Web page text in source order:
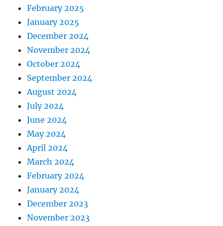
February 2025
January 2025
December 2024
November 2024
October 2024
September 2024
August 2024
July 2024
June 2024
May 2024
April 2024
March 2024
February 2024
January 2024
December 2023
November 2023